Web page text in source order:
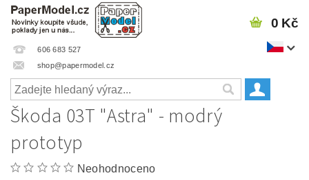
606 683 527
shop@papermodel.cz
0 Kč
Škoda 03T "Astra" - modrý
prototyp
Neohodnoceno